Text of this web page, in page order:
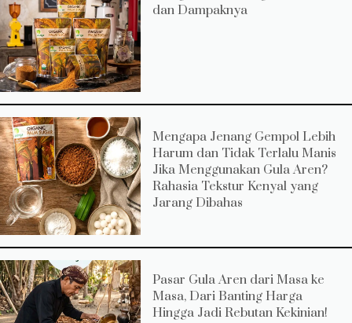
dan Dampaknya
Mengapa Jenang Gempol Lebih
Harum dan Tidak Terlalu Manis
Jika Menggunakan Gula Aren?
Rahasia Tekstur Kenyal yang
Jarang Dibahas
Pasar Gula Aren dari Masa ke
Masa, Dari Banting Harga
Hingga Jadi Rebutan Kekinian!